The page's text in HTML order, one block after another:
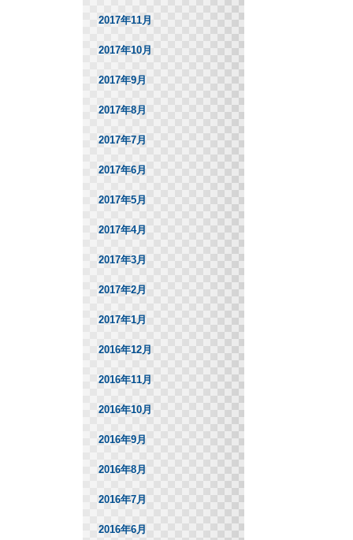
2017年11月
2017年10月
2017年9月
2017年8月
2017年7月
2017年6月
2017年5月
2017年4月
2017年3月
2017年2月
2017年1月
2016年12月
2016年11月
2016年10月
2016年9月
2016年8月
2016年7月
2016年6月